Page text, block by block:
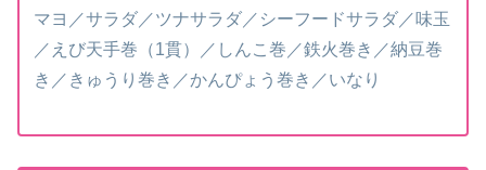
マヨ／サラダ／ツナサラダ／シーフードサラダ／味玉
／えび天手巻（1貫）／しんこ巻／鉄火巻き／納豆巻
き／きゅうり巻き／かんぴょう巻き／いなり